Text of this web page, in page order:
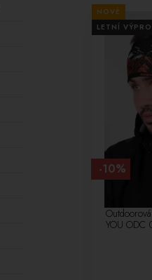
dobrodružství.
NOVÉ
LETNÍ
Outdoorová
YOU ODC
-10%